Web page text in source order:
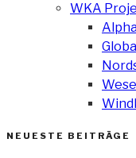
WKA
NEUESTE BEITRÄGE